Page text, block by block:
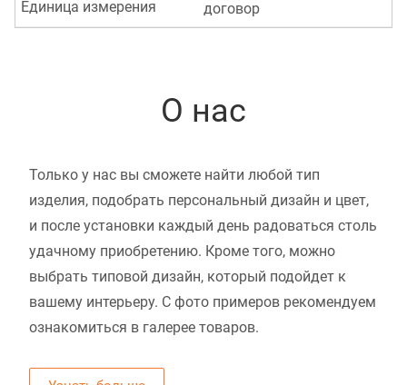
договор
Единица измерения
О нас
Только у нас вы сможете найти любой тип
изделия, подобрать персональный дизайн и цвет,
и после установки каждый день радоваться столь
удачному приобретению. Кроме того, можно
выбрать типовой дизайн, который подойдет к
вашему интерьеру. С фото примеров рекомендуем
ознакомиться в галерее товаров.